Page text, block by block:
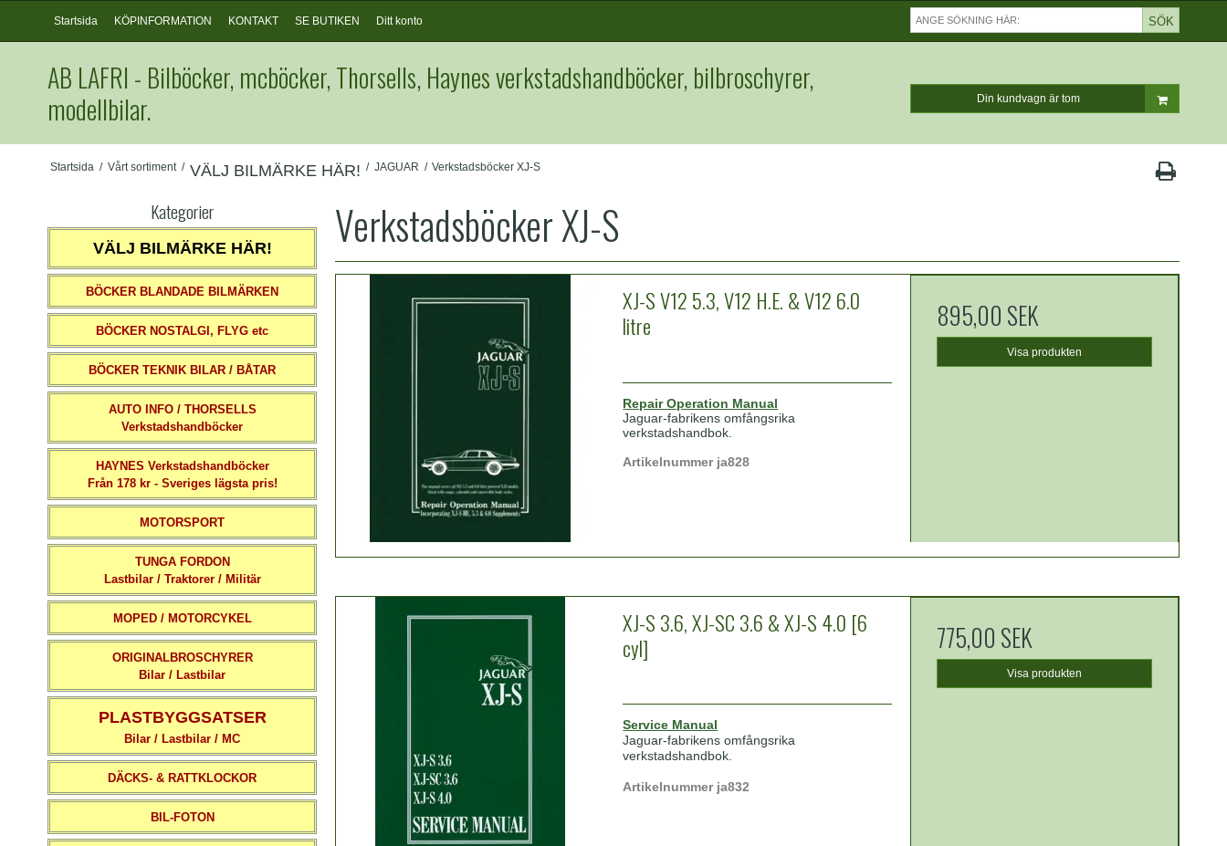
Startsida KÖPINFORMATION KONTAKT SE BUTIKEN Ditt konto SÖK
AB LAFRI - Bilböcker, mcböcker, Thorsells, Haynes verkstadshandböcker, bilbroschyrer,
modellbilar.
Din kundvagn är tom
Startsida / Vårt sortiment / VÄLJ BILMÄRKE HÄR! / JAGUAR / Verkstadsböcker XJ-S
Kategorier
VÄLJ BILMÄRKE HÄR!
BÖCKER BLANDADE BILMÄRKEN
BÖCKER NOSTALGI, FLYG etc
BÖCKER TEKNIK BILAR / BÅTAR
AUTO INFO / THORSELLS
Verkstadshandböcker
HAYNES Verkstadshandböcker
Från 178 kr - Sveriges lägsta pris!
MOTORSPORT
TUNGA FORDON
Lastbilar / Traktorer / Militär
MOPED / MOTORCYKEL
ORIGINALBROSCHYRER
Bilar / Lastbilar
PLASTBYGGSATSER
Bilar / Lastbilar / MC
DÄCKS- & RATTKLOCKOR
BIL-FOTON
Verkstadsböcker XJ-S
XJ-S V12 5.3, V12 H.E. & V12 6.0
litre
Repair Operation Manual
Jaguar-fabrikens omfångsrika
verkstadshandbok.
Artikelnummer ja828
895,00 SEK
Visa produkten
XJ-S 3.6, XJ-SC 3.6 & XJ-S 4.0 [6
cyl]
Service Manual
Jaguar-fabrikens omfångsrika
verkstadshandbok.
Artikelnummer ja832
775,00 SEK
Visa produkten